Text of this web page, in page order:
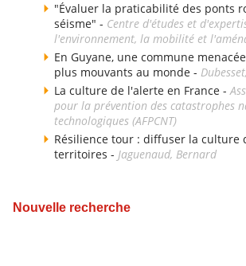
"Évaluer la praticabilité des ponts
séisme" - Centre d'études et
l'environnement, la mobilité et
En Guyane, une commune
plus mouvants au monde -
La culture de l'alerte en France -
pour la prévention des catastrophes
technologiques (AFPCNT)
Résilience tour : diffuser la culture
territoires - Jaguenaud, Bernard
Nouvelle recherche